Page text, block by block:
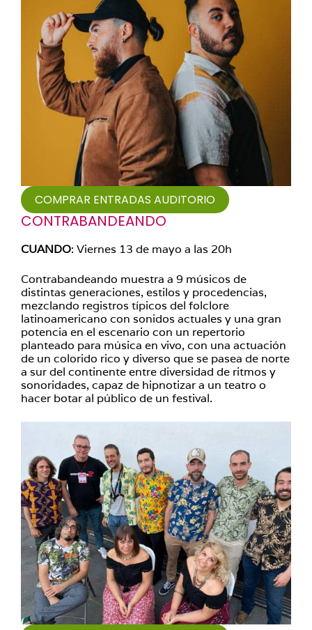
COMPRAR ENTRADAS AUDITORIO
CONTRABANDEANDO
CUANDO: Viernes 13 de mayo a las 20h
Contrabandeando muestra a 9 músicos de
distintas generaciones, estilos y procedencias,
mezclando registros típicos del folclore
latinoamericano con sonidos actuales y una gran
potencia en el escenario con un repertorio
planteado para música en vivo, con una actuación
de un colorido rico y diverso que se pasea de norte
a sur del continente entre diversidad de ritmos y
sonoridades, capaz de hipnotizar a un teatro o
hacer botar al público de un festival.